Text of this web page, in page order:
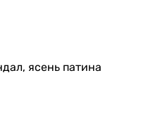
ясень патина